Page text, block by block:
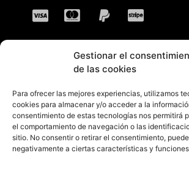
Gestionar el
de las cookies
Para ofrecer las mejores experiencias, utilizamos
cookies para almacenar y/o acceder a la
consentimiento de estas tecnologías nos permitirá
el comportamiento de navegación o las
sitio. No consentir o retirar el consentimiento,
negativamente a ciertas características y
CONTACTO
Dirección: C. Sta. María
41701 Dos Hermanas, Sevilla,
Teléfono +34 694 46 69 91